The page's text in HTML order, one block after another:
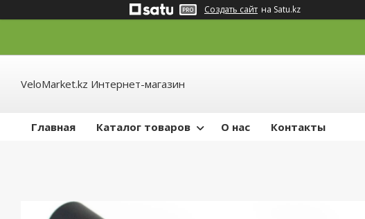
Создать сайт на Satu.kz
VeloMarket.kz Интернет-магазин
Главная Каталог товаров О нас Контакты